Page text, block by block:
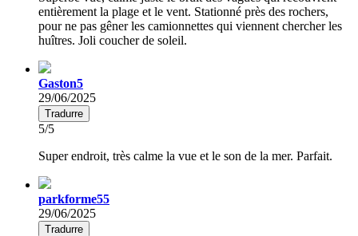
entièrement la plage et le vent. Stationné près des rochers,
pour ne pas gêner les camionnettes qui viennent chercher les
huîtres. Joli coucher de soleil.
Gaston5
29/06/2025
Tradurre
5/5
Super endroit, très calme la vue et le son de la mer. Parfait.
parkforme55
29/06/2025
Tradurre